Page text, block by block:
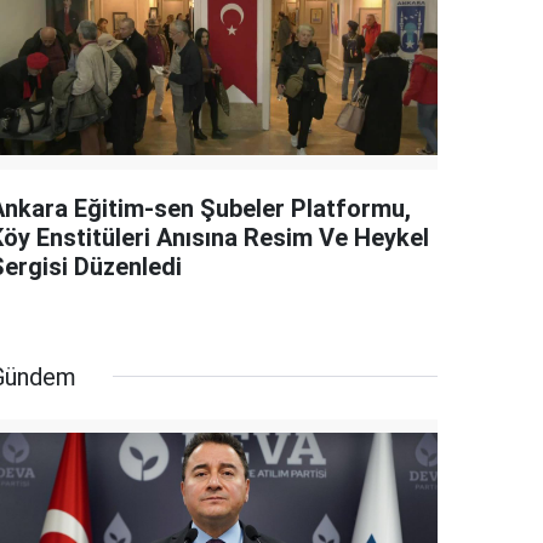
Eğitim-sen Şubeler Platformu,
Enstitüleri Anısına Resim Ve Heykel
Düzenledi